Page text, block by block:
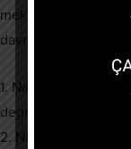
mekruh olarak
davranışların
1. Namaz kılarken
değneğe dayanmak;
2. Namazda bir özür